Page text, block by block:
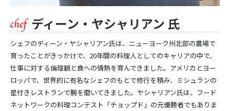
ディーン・ヤシャリアン 氏
シェフのディーン・ヤシャリアン氏は、ニューヨーク州北部の農場で
育ったことがきっかけで、20年間の料理人としてのキャリアの中で、
仕事に対する倫理観と食への情熱を育んできました。アメリカとヨー
ロッパで、世界的に有名なシェフのもとで修行を積み、ミシュランの
星付きレストランで腕を磨いてきました。ヤシャリアン氏は、フード
ネットワークの料理コンテスト「チョップド」の元優勝者でもありま